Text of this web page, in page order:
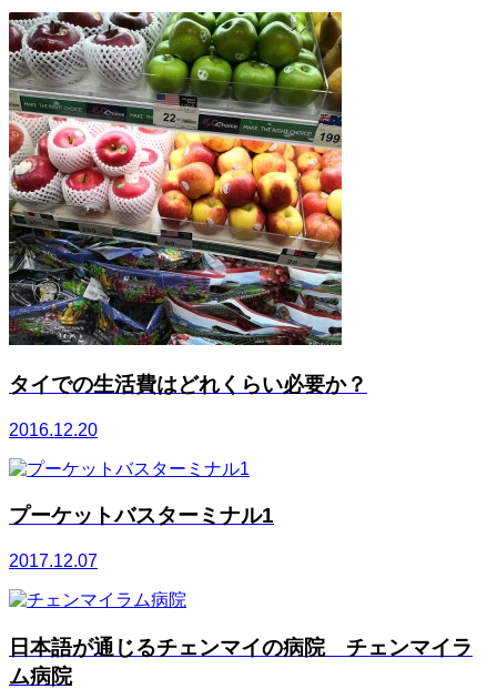
タイでの生活費はどれくらい必要か？
2016.12.20
プーケットバスターミナル1
2017.12.07
日本語が通じるチェンマイの病院 チェンマイラ
ム病院